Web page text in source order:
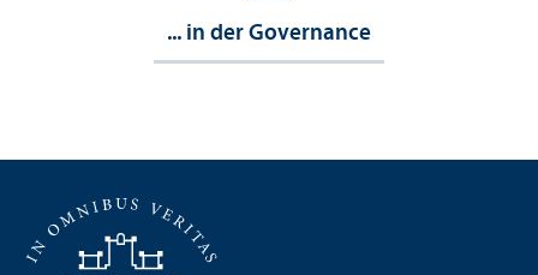
... in der Governance